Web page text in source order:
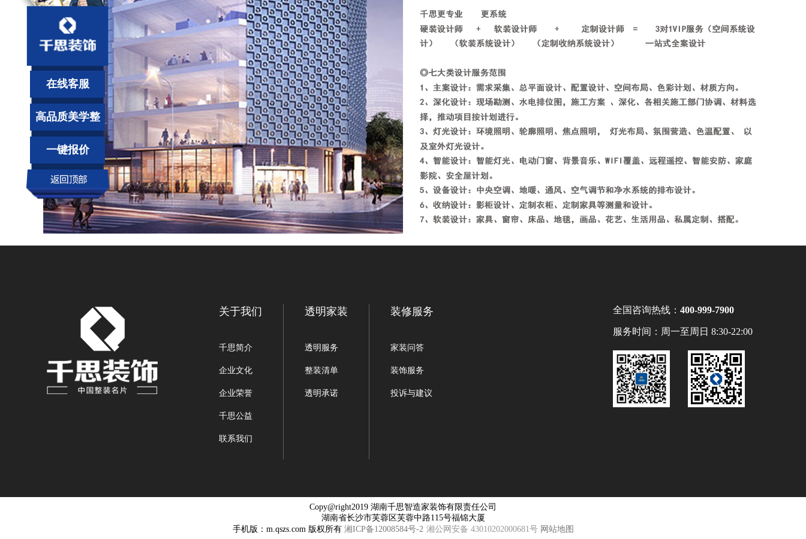
关于我们
千思简介
企业文化
企业荣誉
千思公益
联系我们
透明家装
透明服务
整装清单
透明承诺
装修服务
家装问答
装饰服务
投诉与建议
全国咨询热线： 400-999-7900
服务时间：周一至周日 8:30-22:00
Copy@right2019 湖南千思智造家装饰有限责任公司
湖南省长沙市芙蓉区芙蓉中路115号福锦大厦
手机版：m.qszs.com 版权所有 湘ICP备12008584号-2 湘公网安备 43010202000681号 网站地图
在线客服
高品质美学整
装
一键报价